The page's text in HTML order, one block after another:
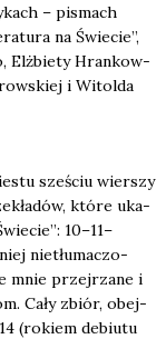
– pismach
na Świe­cie”,
Elż­bie­ty Hran­kow­
i Witol­da
sze­ściu wier­szy
któ­re uka­
10–11–
nie­tłu­ma­czo­
mnie przej­rza­ne i
Cały zbiór, obej­
(rokiem debiu­tu